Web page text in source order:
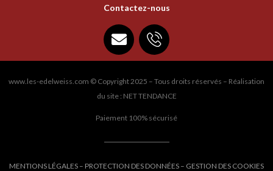
Contactez-nous
www.les-edelweiss.com © Copyright 2025 – Tous droits réservés – Réalisation
du site : NET TENDANCE
Paiement 100% sécurisé
MENTIONS LÉGALES – PROTECTION DES DONNÉES – GESTION DES COOKIES